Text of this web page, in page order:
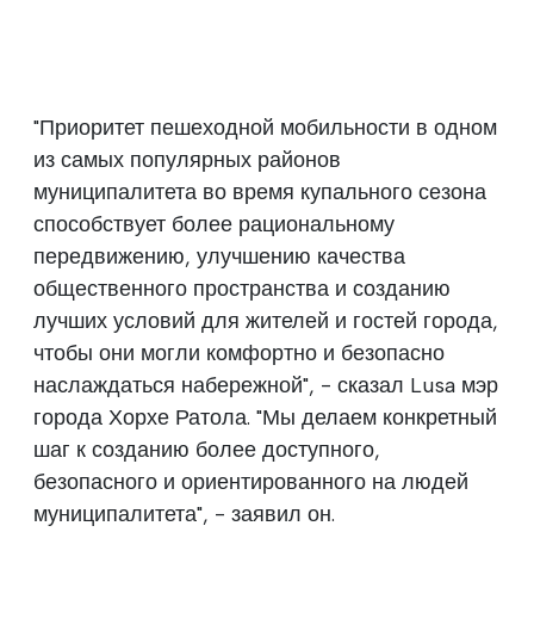
"Приоритет пешеходной мобильности в одном
из самых популярных районов
муниципалитета во время купального сезона
способствует более рациональному
передвижению, улучшению качества
общественного пространства и созданию
лучших условий для жителей и гостей города,
чтобы они могли комфортно и безопасно
наслаждаться набережной", - сказал Lusa мэр
города Хорхе Ратола. "Мы делаем конкретный
шаг к созданию более доступного,
безопасного и ориентированного на людей
муниципалитета", - заявил он.